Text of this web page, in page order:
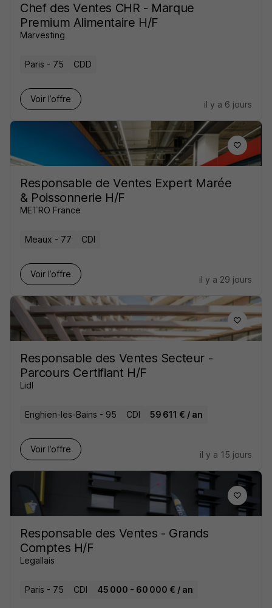
Chef des Ventes CHR - Marque
Premium Alimentaire H/F
Marvesting
Paris - 75 CDD
Voir l’offre
il y a 6 jours
Responsable de Ventes Expert Marée
& Poissonnerie H/F
METRO France
Meaux - 77 CDI
Voir l’offre
il y a 29 jours
Responsable des Ventes Secteur -
Parcours Certifiant H/F
Lidl
Enghien-les-Bains - 95 CDI 59 611 € / an
Voir l’offre
il y a 15 jours
Responsable des Ventes - Grands
Comptes H/F
Legallais
Paris - 75 CDI 45 000 - 60 000 € / an